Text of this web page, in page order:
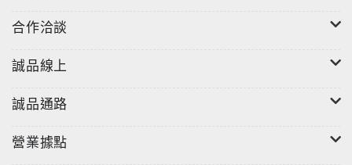
合作洽談
誠品線上
誠品通路
營業據點